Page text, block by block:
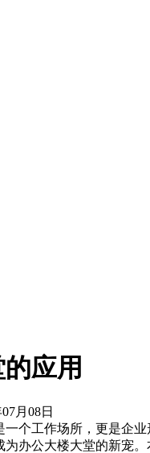
应用
月08日
个工作场所，更是企
办公大楼大堂的新宠